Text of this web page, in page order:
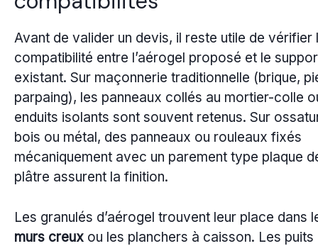
Avant de valider un devis, il reste utile de vérifier
compatibilité entre l’aérogel proposé et le
existant. Sur maçonnerie traditionnelle (brique,
parpaing), les panneaux collés au mortier-colle
enduits isolants sont souvent retenus. Sur
bois ou métal, des panneaux ou rouleaux fixés
mécaniquement avec un parement type plaque
plâtre assurent la finition.
Les granulés d’aérogel trouvent leur place dans
murs creux ou les planchers à caisson. Les puits